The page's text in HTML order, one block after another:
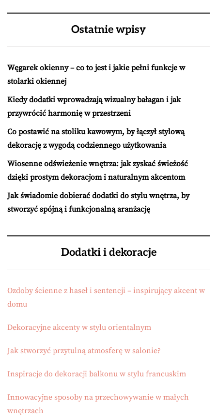
Ostatnie wpisy
Węgarek okienny – co to jest i jakie pełni funkcje w
stolarki okiennej
Kiedy dodatki wprowadzają wizualny bałagan i jak
przywrócić harmonię w przestrzeni
Co postawić na stoliku kawowym, by łączył stylową
dekorację z wygodą codziennego użytkowania
Wiosenne odświeżenie wnętrza: jak zyskać świeżość
dzięki prostym dekoracjom i naturalnym akcentom
Jak świadomie dobierać dodatki do stylu wnętrza, by
stworzyć spójną i funkcjonalną aranżację
Dodatki i dekoracje
Ozdoby ścienne z haseł i sentencji – inspirujący akcent w
domu
Dekoracyjne akcenty w stylu orientalnym
Jak stworzyć przytulną atmosferę w salonie?
Inspiracje do dekoracji balkonu w stylu francuskim
Innowacyjne sposoby na przechowywanie w małych
wnętrzach